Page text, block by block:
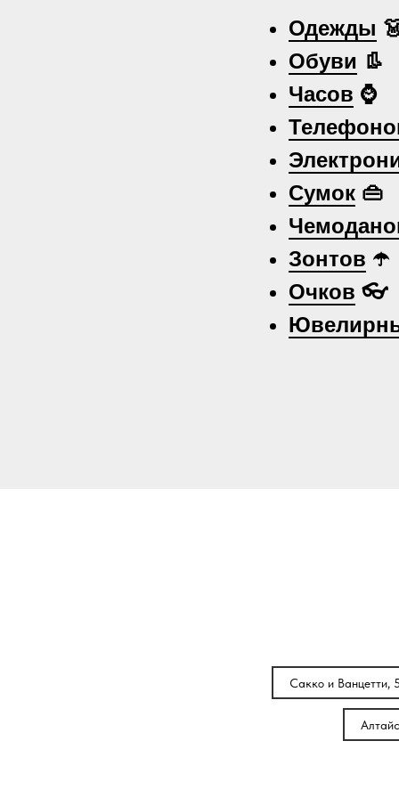
Одежды
Обуви 👢
Часов ⌚
Сумок 👜
Зонтов ☂️
Очков 👓
Сакко и Ванцетти,